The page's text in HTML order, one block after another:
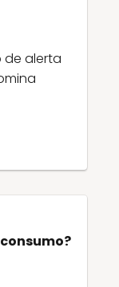
alerta